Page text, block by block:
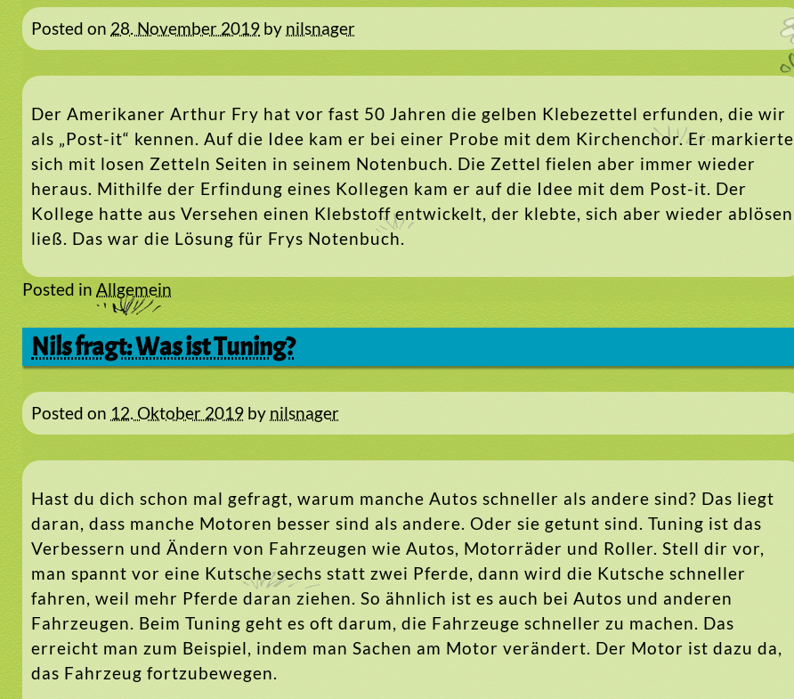
Posted on 28. November 2019 by nilsnager
Der Amerikaner Arthur Fry hat vor fast 50 Jahren die gelben Klebezettel erfunden, die wir
als „Post-it“ kennen. Auf die Idee kam er bei einer Probe mit dem Kirchenchor. Er markierte
sich mit losen Zetteln Seiten in seinem Notenbuch. Die Zettel fielen aber immer wieder
heraus. Mithilfe der Erfindung eines Kollegen kam er auf die Idee mit dem Post-it. Der
Kollege hatte aus Versehen einen Klebstoff entwickelt, der klebte, sich aber wieder ablösen
ließ. Das war die Lösung für Frys Notenbuch.
Posted in Allgemein
Nils fragt: Was ist Tuning?
Posted on 12. Oktober 2019 by nilsnager
Hast du dich schon mal gefragt, warum manche Autos schneller als andere sind? Das liegt
daran, dass manche Motoren besser sind als andere. Oder sie getunt sind. Tuning ist das
Verbessern und Ändern von Fahrzeugen wie Autos, Motorräder und Roller. Stell dir vor,
man spannt vor eine Kutsche sechs statt zwei Pferde, dann wird die Kutsche schneller
fahren, weil mehr Pferde daran ziehen. So ähnlich ist es auch bei Autos und anderen
Fahrzeugen. Beim Tuning geht es oft darum, die Fahrzeuge schneller zu machen. Das
erreicht man zum Beispiel, indem man Sachen am Motor verändert. Der Motor ist dazu da,
das Fahrzeug fortzubewegen.